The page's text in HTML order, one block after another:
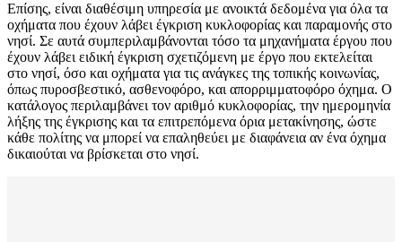
Επίσης, είναι διαθέσιμη υπηρεσία με ανοικτά δεδομένα για όλα τα
οχήματα που έχουν λάβει έγκριση κυκλοφορίας και παραμονής στο
νησί. Σε αυτά συμπεριλαμβάνονται τόσο τα μηχανήματα έργου που
έχουν λάβει ειδική έγκριση σχετιζόμενη με έργο που εκτελείται
στο νησί, όσο και οχήματα για τις ανάγκες της τοπικής κοινωνίας,
όπως πυροσβεστικό, ασθενοφόρο, και απορριμματοφόρο όχημα. Ο
κατάλογος περιλαμβάνει τον αριθμό κυκλοφορίας, την ημερομηνία
λήξης της έγκρισης και τα επιτρεπόμενα όρια μετακίνησης, ώστε
κάθε πολίτης να μπορεί να επαληθεύει με διαφάνεια αν ένα όχημα
δικαιούται να βρίσκεται στο νησί.